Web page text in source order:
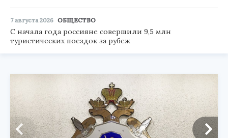
7 августа 2026 ОБЩЕСТВО
С начала года россияне совершили 9,5 млн
туристических поездок за рубеж